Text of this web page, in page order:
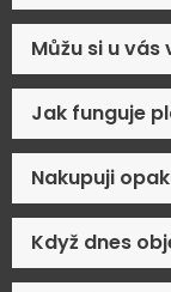
Můžu si u
Jak funguje
Nakupuji
Když dnes